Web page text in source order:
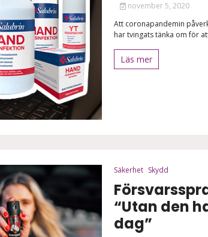
november 5, 2020
Att coronapandemin
har tvingats tänka om för
Läs mer
Säkerhet Skydd
“Utan den
dag”